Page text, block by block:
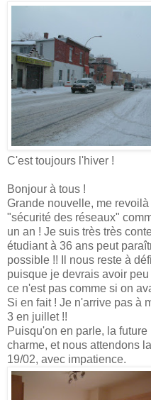
C'est toujours l'hiver !
Bonjour à tous !
Grande nouvelle, me
"sécurité des réseaux"
un an ! Je suis très très
étudiant à 36 ans peut
possible !! Il nous reste à
puisque je devrais avoir
ce n'est pas comme si on
Si en fait ! Je n'arrive pas à
3 en juillet !!
Puisqu'on en parle, la
charme, et nous attendons
19/02, avec impatience.